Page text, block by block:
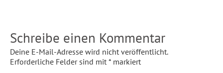
Schreibe einen Kommentar
Deine E-Mail-Adresse wird nicht veröffentlicht.
Erforderliche Felder sind mit * markiert